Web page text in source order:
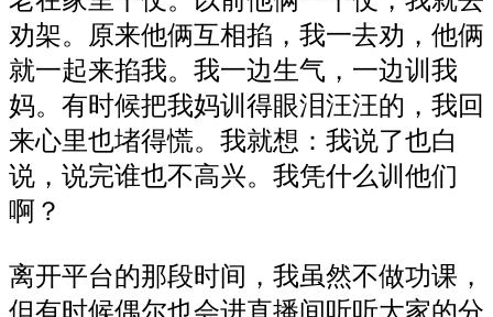
劝架。原来他俩互相掐，我一去劝，他俩
就一起来掐我。我一边生气，一边训我
妈。有时候把我妈训得眼泪汪汪的，我回
来心里也堵得慌。我就想：我说了也白
说，说完谁也不高兴。我凭什么训他们
啊？
离开平台的那段时间，我虽然不做功课，